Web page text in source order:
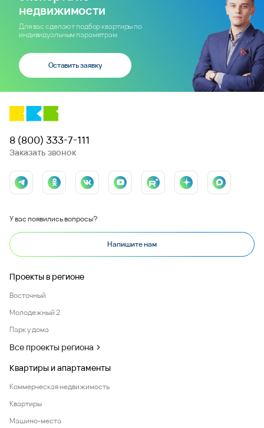
недвижимости
Для вас сделают подбор квартиры по
индивидуальным параметрам
Оставить заявку
8 (800) 333-7-111
Заказать звонок
У вас появились вопросы?
Напишите нам
Проекты в регионе
Восточный
Молодежный 2
Парк у дома
Все проекты региона
Квартиры и апартаменты
Коммерческая недвижимость
Квартиры
Машино-места